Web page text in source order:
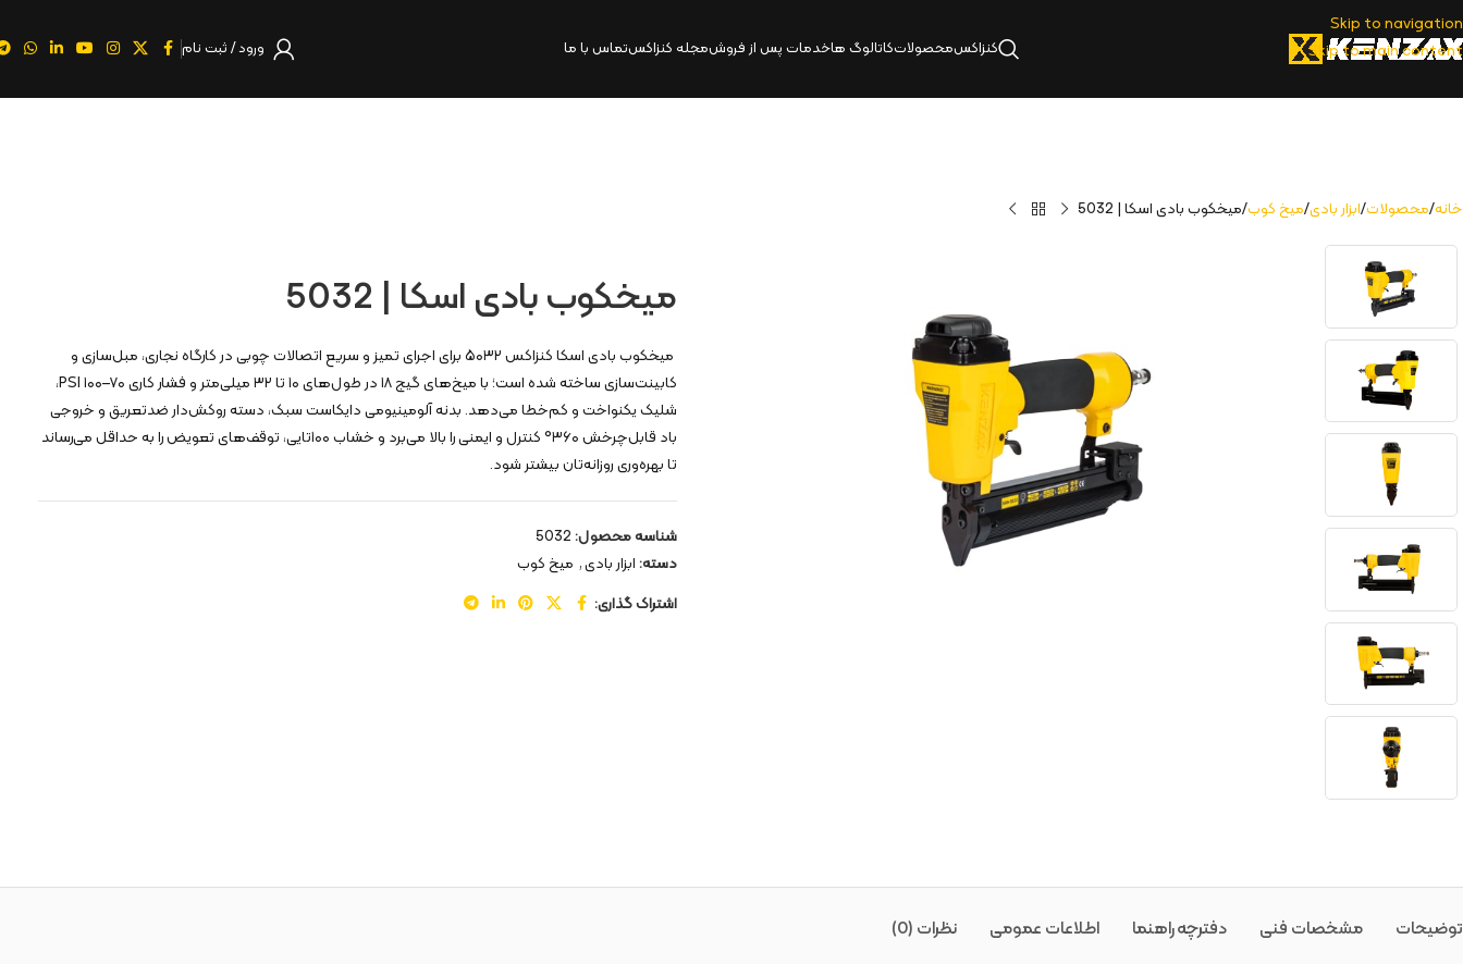
Skip to navigation
Skip to main content
کنزاکسمحصولاتکاتالوگ‌ هاخدمات پس از فروشمجله کنزاکستماس با ما ورود / ثبت نام
خانه محصولات ابزار بادی میخ کوب میخکوب بادی اسکا | 5032
میخکوب بادی اسکا | 5032
میخکوب بادی اسکا کنزاکس ۵۰۳۲ برای اجرای تمیز و سریع اتصالات چوبی در کارگاه نجاری، مبل‌سازی و
کابینت‌سازی ساخته شده است؛ با میخ‌های گیج ۱۸ در طول‌های ۱۰ تا ۳۲ میلی‌متر و فشار کاری ۷۰–۱۰۰ PSI،
شلیک یکنواخت و کم‌خطا می‌دهد. بدنه آلومینیومی دایکاست سبک، دسته روکش‌دار ضدتعریق و خروجی
باد قابل‌چرخش ۳۶۰° کنترل و ایمنی را بالا می‌برد و خشاب ۱۰۰تایی، توقف‌های تعویض را به حداقل می‌رساند
تا بهره‌وری روزانه‌تان بیشتر شود.
شناسه محصول:5032
دسته:ابزار بادی, میخ کوب
اشتراک گذاری:
توضیحات نظرات (0) مشخصات فنی اطلاعات عمومی دفترچه راهنما